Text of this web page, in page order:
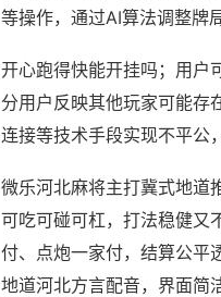
等操作，通过AI算法调整牌
开心跑得快能开挂吗；用户
分用户反映其他玩家可能存
连接等技术手段实现不平公
微乐河北麻将主打冀式地道
可吃可碰可杠，打法稳健又
付、点炮一家付，结算公平
地道河北方言配音，界面简